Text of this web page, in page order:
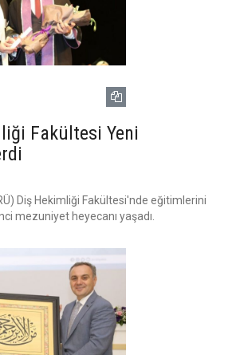
Fakültesi Yeni
Diş Hekimliği Fakültesi'nde eğitimlerini
mezuniyet heyecanı yaşadı.